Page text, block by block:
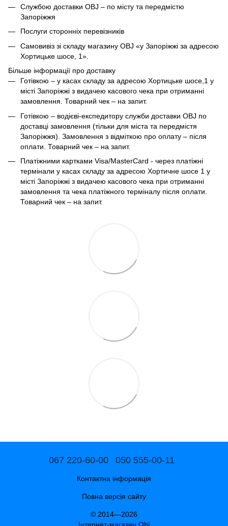
Службою доставки OBJ – по місту та передмістю
Запоріжжя
Послуги сторонніх перевізників
Самовивіз зі складу магазину OBJ «у Запоріжжі за адресою
Хортицьке шосе, 1».
Більше інформації про доставку
Готівкою – у касах складу за адресою Хортицьке шосе,1 у
місті Запоріжжі з видачею касового чека при отриманні
замовлення. Товарний чек – на запит.
Готівкою – водієві-експедитору служби доставки OBJ по
доставці замовлення (тільки для міста та передмістя
Запоріжжя). Замовлення з відміткою про оплату – після
оплати. Товарний чек – на запит.
Платіжними картками Visa/MasterCard - через платіжні
термінали у касах складу за адресою Хортичне шосе 1 у
місті Запоріжжі з видачею касового чека при отриманні
замовлення та чека платіжного терміналу після оплати.
Товарний чек – на запит.
067 220-60-00 050 555-00-11
Контактна інформація
Повна версія сайту
© 2014—2026